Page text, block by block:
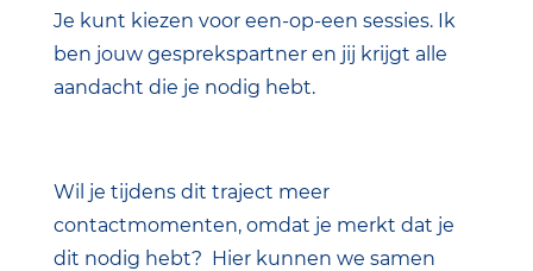
Je kunt kiezen voor een-op-een sessies. Ik
ben jouw gesprekspartner en jij krijgt alle
aandacht die je nodig hebt.
Wil je tijdens dit traject meer
contactmomenten, omdat je merkt dat je
dit nodig hebt? Hier kunnen we samen